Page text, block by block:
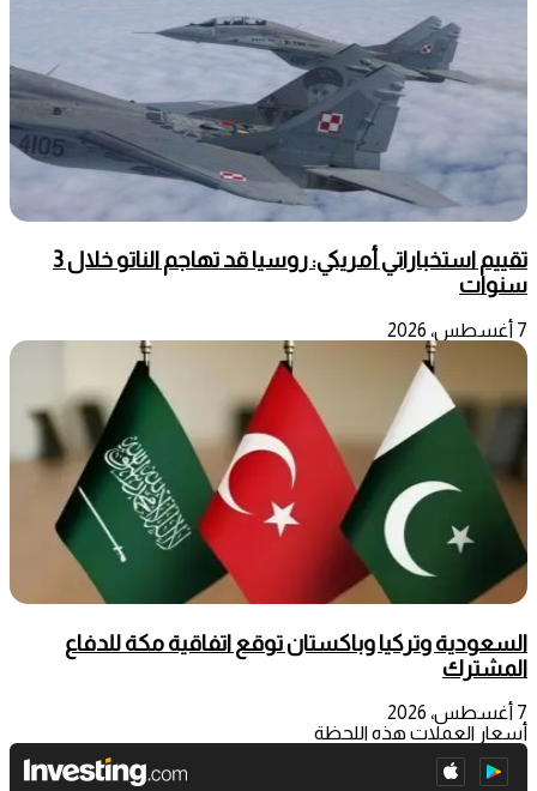
تقييم استخباراتي أمريكي: روسيا قد تهاجم الناتو خلال 3
سنوات
7 أغسطس، 2026
السعودية وتركيا وباكستان توقع اتفاقية مكة للدفاع
المشترك
7 أغسطس، 2026
أسعار العملات هذه اللحظة